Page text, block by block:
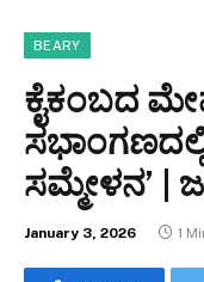
BEARY
ಕೈಕಂಬದ
ಸಭಾಂಗಣದಲ್ಲಿ
ಸಮ್ಮೇಳನ’ |
January 3, 2026 1